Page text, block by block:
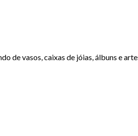
de vasos, caixas de jóias, álbuns e